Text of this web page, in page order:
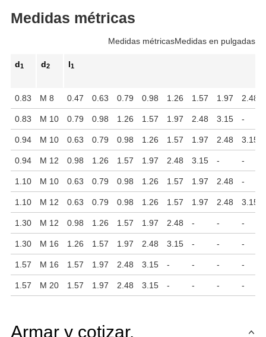
Medidas métricas
Medidas métricasMedidas en pulgadas
d1 d2 l1
0.83 M 8 0.47 0.63 0.79 0.98 1.26 1.57 1.97 2.48
0.83 M 10 0.79 0.98 1.26 1.57 1.97 2.48 3.15 -
0.94 M 10 0.63 0.79 0.98 1.26 1.57 1.97 2.48 3.15
0.94 M 12 0.98 1.26 1.57 1.97 2.48 3.15 - -
1.10 M 10 0.63 0.79 0.98 1.26 1.57 1.97 2.48 -
1.10 M 12 0.63 0.79 0.98 1.26 1.57 1.97 2.48 3.15
1.30 M 12 0.98 1.26 1.57 1.97 2.48 - - -
1.30 M 16 1.26 1.57 1.97 2.48 3.15 - - -
1.57 M 16 1.57 1.97 2.48 3.15 - - - -
1.57 M 20 1.57 1.97 2.48 3.15 - - - -
Armar y cotizar.